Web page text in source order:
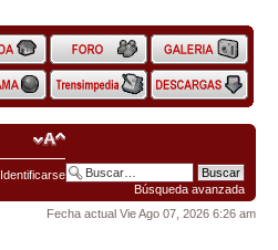
Búsqueda avanzada
Identificarse
Fecha actual Vie Ago 07, 2026 6:26 am